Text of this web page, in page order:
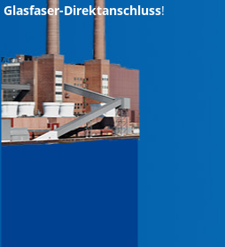
Glasfaser-Direktanschluss!